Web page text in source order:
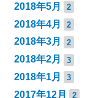
2018年5月 2
2018年4月 2
2018年3月 2
2018年2月 3
2018年1月 3
2017年12月 2